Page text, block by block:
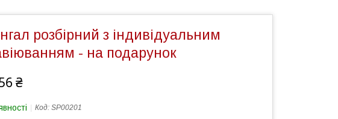
розбірний з індивідуальним
- на подарунок
₴
Код: SP00201